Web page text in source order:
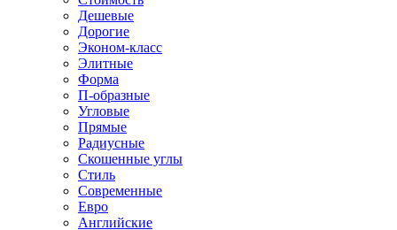
Дешевые
Дорогие
Эконом-класс
Элитные
Форма
П-образные
Угловые
Прямые
Радиусные
Скошенные углы
Стиль
Современные
Евро
Английские